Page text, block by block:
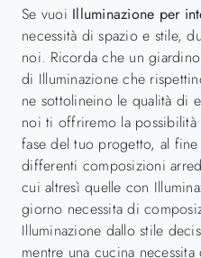
Se vuoi Illuminazione per
necessità di spazio e stile,
noi. Ricorda che un
di Illuminazione che
ne sottolineino le qualità di
noi ti offriremo la
fase del tuo progetto, al
differenti composizioni
cui altresì quelle con
giorno necessita di
Illuminazione dallo stile
mentre una cucina